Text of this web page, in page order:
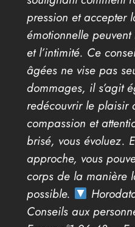
pression et accepter
émotionnelle
et l’intimité. Ce
âgées ne vise pas
dommages, il s’agit
redécouvrir le plaisir
compassion et
brisé, vous évoluez.
approche, vous
corps de la manière
possible.
Conseils aux